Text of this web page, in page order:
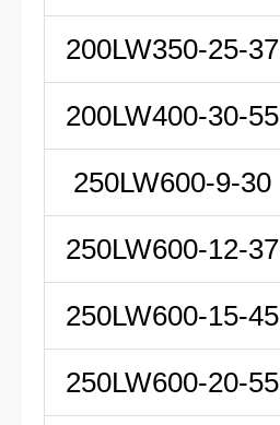
200LW350-25-37
200LW400-30-55
250LW600-9-30
250LW600-12-37
250LW600-15-45
250LW600-20-55